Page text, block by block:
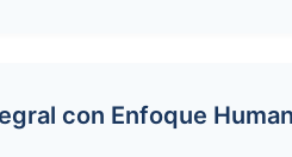
con Enfoque